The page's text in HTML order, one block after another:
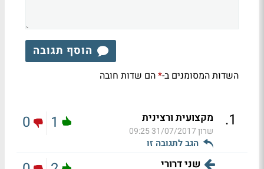
הוסף תגובה
השדות המסומנים ב-*הם שדות חובה
1
. מקצועית ורצינית
שרון31/07/2017 09:25
הגב לתגובה זו
1
0
שני דרורי